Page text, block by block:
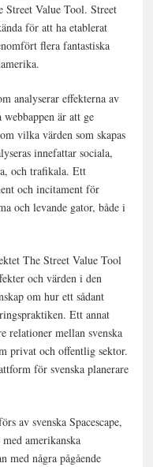
Value Tool. Street
för att ha etablerat
flera fantastiska
analyserar effekterna av
är att ge
vilka värden som skapas
innefattar sociala,
och trafikala. Ett
och incitament för
och levande gator, både i
The Street Value Tool
och värden i den
om hur ett sådant
Ett annat
relationer mellan svenska
privat och offentlig sektor.
för svenska planerare
av svenska Spacescape,
amerikanska
med några pågående